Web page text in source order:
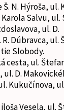
N. Hýroša, ul.
Salvu, ul.
ul. D.
Dúbravca, ul.
Slobody.
cesta, ul.
ul. D.
Kukučínova,
Vesela, ul.